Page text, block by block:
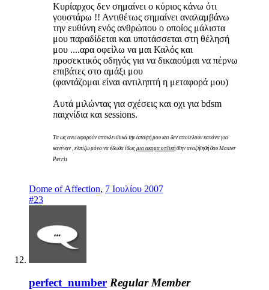
Κυρίαρχος δεν σημαίνει ο κύριος κάνω ότι
γουστάρω !! Αντιθέτως σημαίνει αναλαμβάνω
την ευθύνη ενός ανθρώπου ο οποίος μάλιστα
μου παραδίδεται και υποτάσσεται στη θέλησή
μου ....αρα οφείλω να μαι Καλός και
προσεκτικός οδηγός για να δικαιούμαι να πέρνω
επιβάτες στο αμάξι μου
(φαντάζομαι είναι αντιληπτή η μεταφορά μου)
Αυτά μιλώντας για σχέσεις και οχι για bdsm
παιχνίδια και sessions.
Tα ως ανω αφορούν αποκλειστικά την άποψή μου και δεν αποτελούν κανόνα για
κανέναν , ελπίζω μόνο να έδωσα ίσως μια ακομα οπτική στην αναζήτησή σου Master
Perris
Dome of Affection, 7 Ιουλίου 2007
#23
perfect_number Regular Member